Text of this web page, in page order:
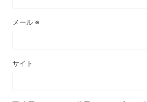
メール ※
サイト